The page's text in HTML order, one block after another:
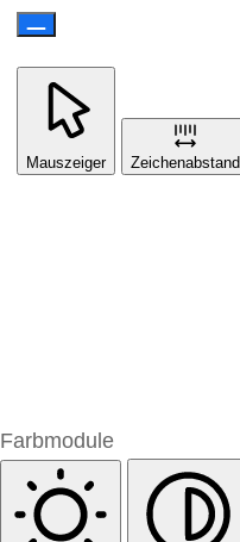
Mauszeiger Zeichenabstand
Farbmodule